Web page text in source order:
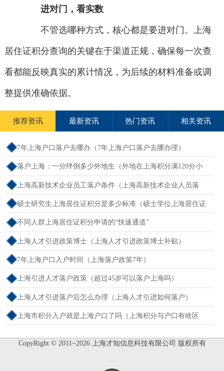
进对门，看实数
不管选哪种方式，核心都是要进对门。上海
居住证积分查询的关键在于渠道正规，确保每一次查
看都能反映真实的累计情况，为后续的材料准备或调
整提供准确依据。
推荐资讯 最新资讯 热门资讯 相关资讯
7年上海户口落户去哪办（7年上海户口落户去哪办理）
落户上海：一分绊倒多少外地生（外地在上海积分满120分小
孩可以考上海大学吗）
上海高新技术企业员工落户条件（上海高新技术企业人员落
户）
硕士研究生上海居住证积分是多少标准（硕士学位上海居住证
积分）
不同人群上海居住证积分申请的“快速通道”
上海人才引进政策博士（上海人才引进政策博士补贴）
7年上海户口入户时间（上海落户政策7年）
上海引进人才落户政策（超过45岁可以落户上海吗）
上海人才引进落户后怎么办理（上海人才引进如何落户）
上海市积分入户就是上海户口了吗（上海积分与户口有啥区
CopyRight © 2011~2026 上海才知信息科技有限公司 版权所有